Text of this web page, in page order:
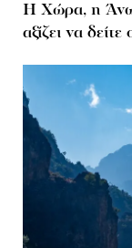
Η Χώρα, η
αξίζει να